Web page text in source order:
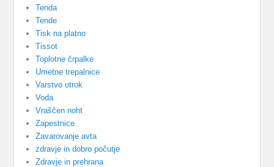
Tenda
Tende
Tisk na platno
Tissot
Toplotne črpalke
Umetne trepalnice
Varstvo otrok
Voda
Vraščen noht
Zapestnice
Zavarovanje avta
zdravje in dobro počutje
Zdravje in prehrana